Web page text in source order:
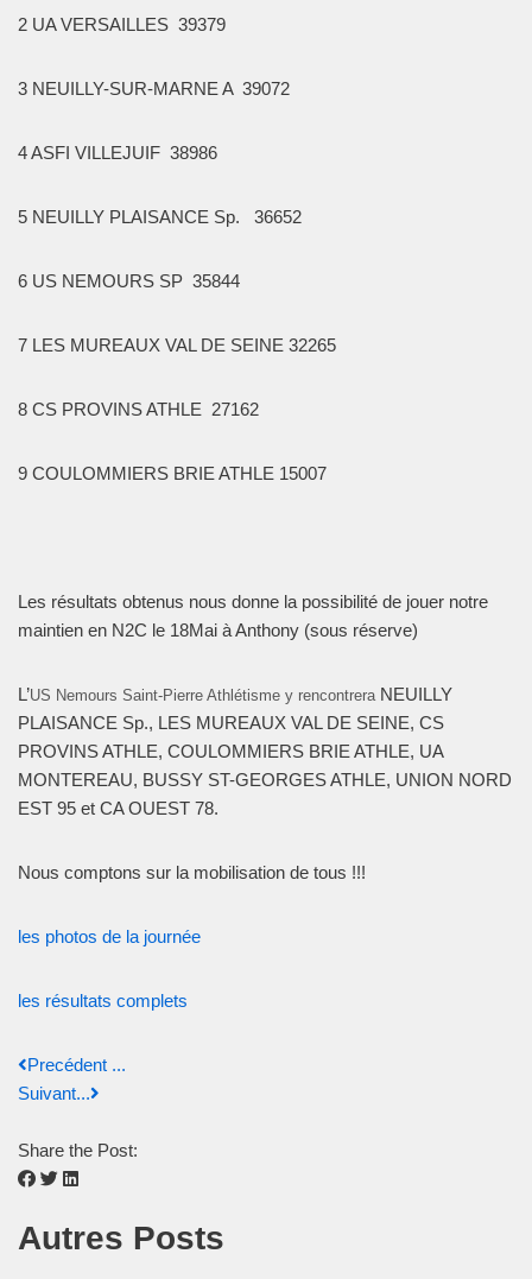
2 UA VERSAILLES 39379
3 NEUILLY-SUR-MARNE A 39072
4 ASFI VILLEJUIF 38986
5 NEUILLY PLAISANCE Sp. 36652
6 US NEMOURS SP 35844
7 LES MUREAUX VAL DE SEINE 32265
8 CS PROVINS ATHLE 27162
9 COULOMMIERS BRIE ATHLE 15007
Les résultats obtenus nous donne la possibilité de jouer notre
maintien en N2C le 18Mai à Anthony (sous réserve)
L’US Nemours Saint-Pierre Athlétisme y rencontrera NEUILLY
PLAISANCE Sp., LES MUREAUX VAL DE SEINE, CS
PROVINS ATHLE, COULOMMIERS BRIE ATHLE, UA
MONTEREAU, BUSSY ST-GEORGES ATHLE, UNION NORD
EST 95 et CA OUEST 78.
Nous comptons sur la mobilisation de tous !!!
les photos de la journée
les résultats complets
Precédent ...
Suivant...
Share the Post:
Autres Posts